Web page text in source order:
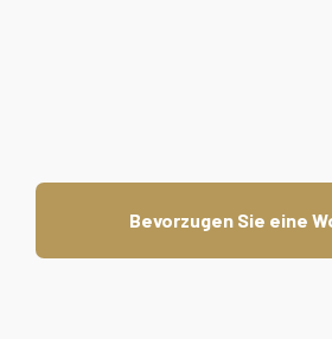
Bevorzugen Sie eine